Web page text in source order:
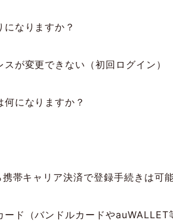
なりますか？
が変更できない（初回ログイン）
になりますか？
帯キャリア決済で登録手続きは可
ド（バンドルカードやauWALLET